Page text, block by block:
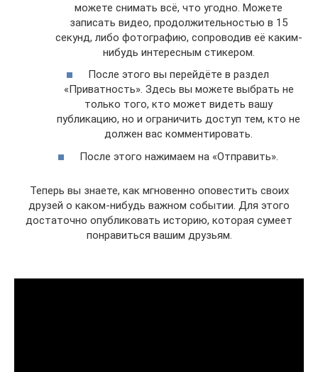
можете снимать всё, что угодно. Можете
записать видео, продолжительностью в 15
секунд, либо фотографию, сопроводив её каким-
нибудь интересным стикером.
После этого вы перейдёте в раздел
«Приватность». Здесь вы можете выбрать не
только того, кто может видеть вашу
публикацию, но и ограничить доступ тем, кто не
должен вас комментировать.
После этого нажимаем на «Отправить».
Теперь вы знаете, как мгновенно оповестить своих
друзей о каком-нибудь важном событии. Для этого
достаточно опубликовать историю, которая сумеет
понравиться вашим друзьям.